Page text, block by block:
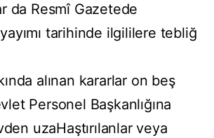
da Resmî Gazetede
tarihinde ilgililere tebliğ
alınan kararlar on beş
Personel Başkanlığına
uzaHaştırılanlar veya